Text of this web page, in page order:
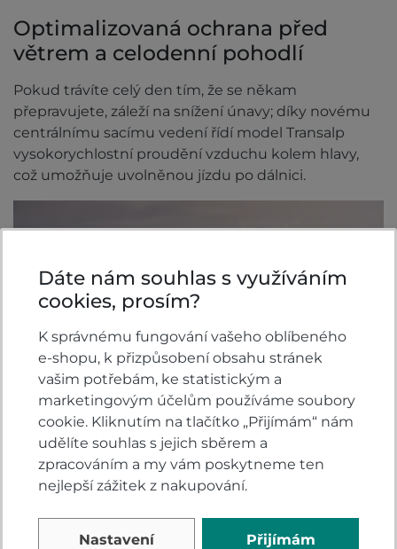
Optimalizovaná ochrana před
větrem a celodenní pohodlí
Pokud trávíte celý den tím, že se někam
přepravujete, záleží na snížení únavy; díky novému
centrálnímu sacímu vedení řídí model Transalp
vysokorychlostní proudění vzduchu kolem hlavy,
což umožňuje uvolněnou jízdu po dálnici.
Dáte nám souhlas s využíváním
cookies, prosím?
K správnému fungování vašeho oblíbeného
e-shopu, k přizpůsobení obsahu stránek
vašim potřebám, ke statistickým a
marketingovým účelům používáme soubory
cookie. Kliknutím na tlačítko „Přijímám“ nám
udělíte souhlas s jejich sběrem a
zpracováním a my vám poskytneme ten
nejlepší zážitek z nakupování.
Nastavení Přijímám